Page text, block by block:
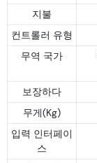
지불
컨트롤러 유형
무역 국가
보장하다
무게(Kg)
입력 인터페이
스